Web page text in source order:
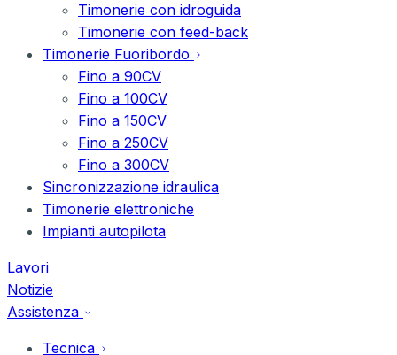
Timonerie con idroguida
Timonerie con feed-back
Timonerie Fuoribordo
Fino a 90CV
Fino a 100CV
Fino a 150CV
Fino a 250CV
Fino a 300CV
Sincronizzazione idraulica
Timonerie elettroniche
Impianti autopilota
Lavori
Notizie
Assistenza
Tecnica